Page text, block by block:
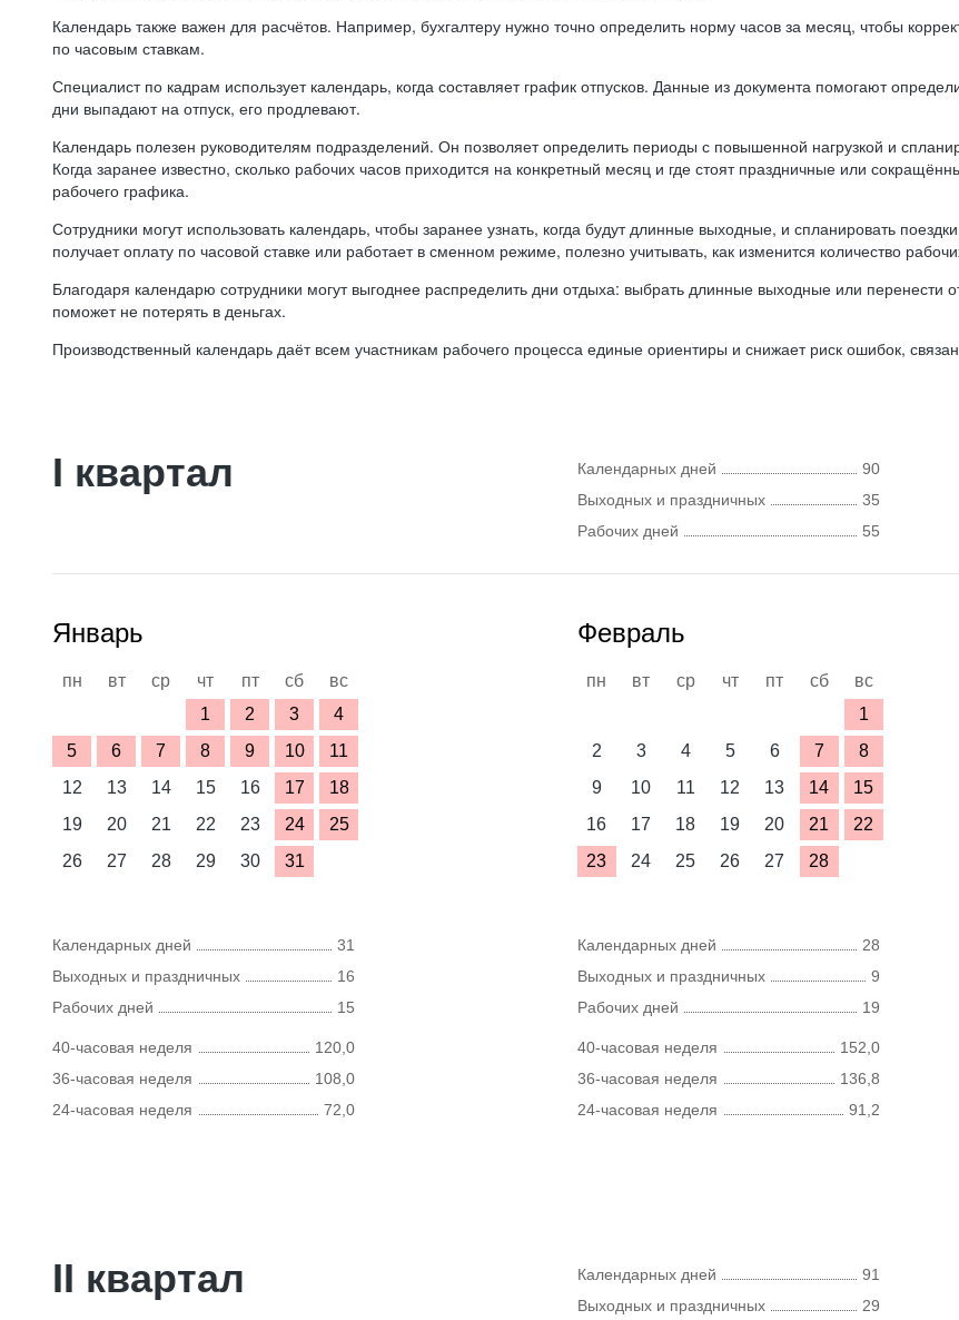
Календарь также важен для расчётов. Например, бухгалтеру нужно точно определить норму часов за месяц, чтобы
по часовым ставкам.
Специалист по кадрам использует календарь, когда составляет график отпусков. Данные из документа помогают
дни выпадают на отпуск, его продлевают.
Календарь полезен руководителям подразделений. Он позволяет определить периоды с повышенной нагрузкой и
Когда заранее известно, сколько рабочих часов приходится на конкретный месяц и где стоят праздничные или
рабочего графика.
Сотрудники могут использовать календарь, чтобы заранее узнать, когда будут длинные выходные, и спланировать
получает оплату по часовой ставке или работает в сменном режиме, полезно учитывать, как изменится количество
Благодаря календарю сотрудники могут выгоднее распределить дни отдыха: выбрать длинные выходные или
поможет не потерять в деньгах.
Производственный календарь даёт всем участникам рабочего процесса единые ориентиры и снижает риск ошибок,
I квартал Календарных дней
90
Выходных и праздничных
35
Рабочих дней
55
Январь
пн вт ср чт пт сб
вс
1
2 3
4
5
6 7 8 9 10
11
12
13 14 15 16 17
18
19
20 21 22 23 24
25
26
27 28 29 30 31
Календарных дней
31
Выходных и праздничных
16
Рабочих дней
15
40-часовая неделя
120,0
36-часовая неделя
108,0
24-часовая неделя
72,0
Февраль
пн вт ср чт пт сб
вс
1
2
3 4 5 6 7
8
9
10 11 12 13 14
15
16
17 18 19 20 21
22
23
24 25 26 27 28
Календарных дней
28
Выходных и праздничных
9
Рабочих дней
19
40-часовая неделя
152,0
36-часовая неделя
136,8
24-часовая неделя
91,2
II квартал Календарных дней
91
Выходных и праздничных
29